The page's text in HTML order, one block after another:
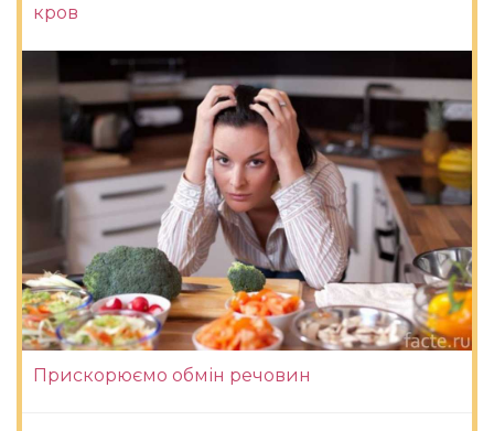
кров
Прискорюємо обмін речовин